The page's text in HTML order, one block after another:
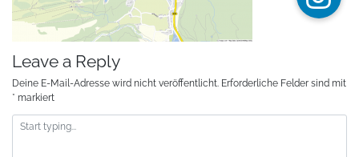
Leave a Reply
Deine E-Mail-Adresse wird nicht veröffentlicht. Erforderliche Felder sind mit
* markiert